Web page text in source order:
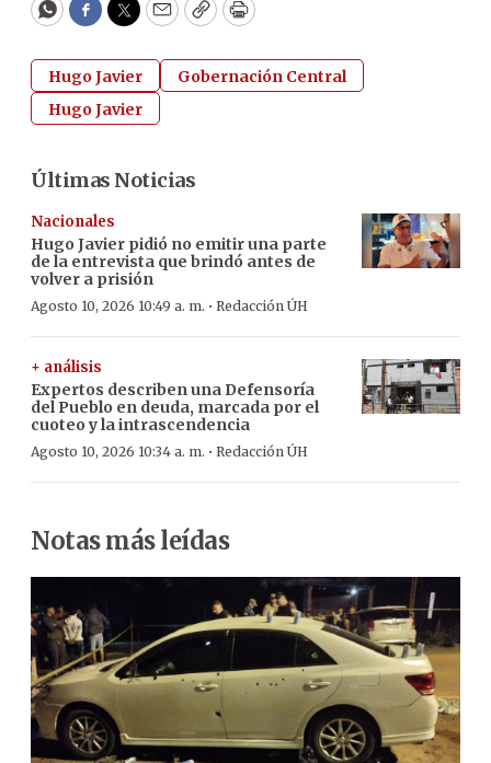
WhatsApp
Facebook
Twitter
EmailCopyPrint
Hugo Javier
Gobernación Central
Hugo Javier
Últimas Noticias
Nacionales
Hugo Javier pidió no emitir una parte
de la entrevista que brindó antes de
volver a prisión
Agosto 10, 2026 10:49 a. m. · Redacción ÚH
+ análisis
Expertos describen una Defensoría
del Pueblo en deuda, marcada por el
cuoteo y la intrascendencia
Agosto 10, 2026 10:34 a. m. · Redacción ÚH
Notas más leídas